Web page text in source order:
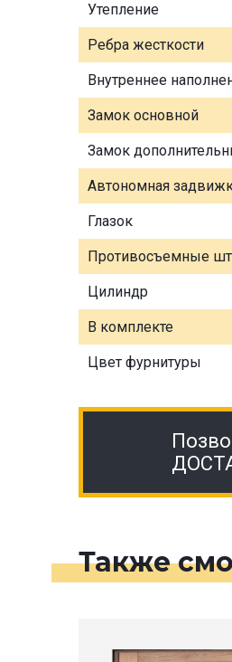
Утепление
Ребра жесткости
Внутреннее
Замок основной
Замок
Автономная
Глазок
Противосъемные
Цилиндр
В комплекте
Цвет фурнитуры
Также